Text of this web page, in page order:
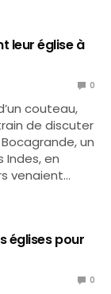
leur église à
0
couteau,
de discuter
un
en
venaient…
églises pour
0